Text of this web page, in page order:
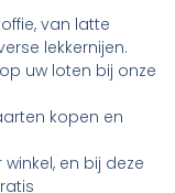
van latte
lekkernijen.
uw loten bij onze
kopen en
en bij deze